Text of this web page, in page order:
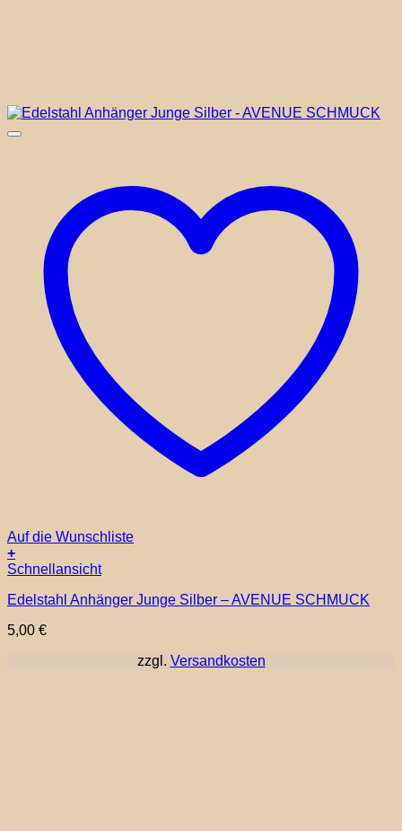
Auf die Wunschliste
+
Schnellansicht
Edelstahl Anhänger Junge Silber – AVENUE SCHMUCK
5,00 €
zzgl. Versandkosten